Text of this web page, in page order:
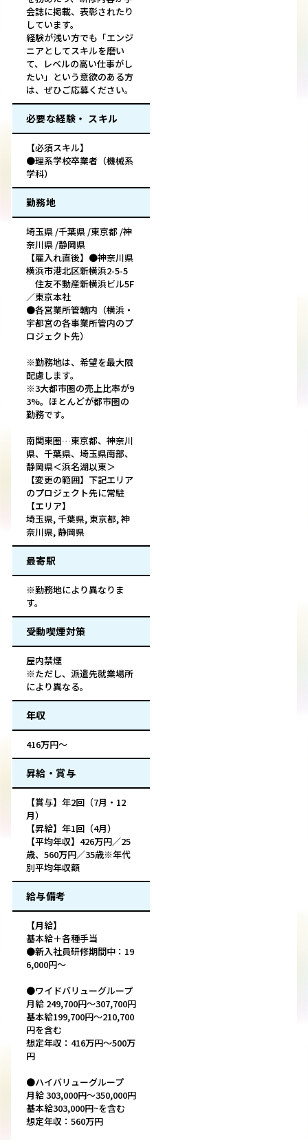
会誌に掲載、表彰されたり
しています。
経験が浅い方でも「エンジ
ニアとしてスキルを磨い
て、レベルの高い仕事がし
たい」という意欲のある方
は、ぜひご応募ください。
必要な経験・ スキル
【必須スキル】
●理系学校卒業者（機械系
学科）
勤務地
埼玉県 /千葉県 /東京都 /神
奈川県 /静岡県
【雇入れ直後】●神奈川県
横浜市港北区新横浜2-5-5
住友不動産新横浜ビル5F
／東京本社
●各営業所管轄内（横浜・
宇都宮の各事業所管内のプ
ロジェクト先）
※勤務地は、希望を最大限
配慮します。
※3大都市圏の売上比率が9
3%。ほとんどが都市圏の
勤務です。
南関東圏…東京都、神奈川
県、千葉県、埼玉県南部、
静岡県＜浜名湖以東＞
【変更の範囲】下記エリア
のプロジェクト先に常駐
【エリア】
埼玉県, 千葉県, 東京都, 神
奈川県, 静岡県
最寄駅
※勤務地により異なりま
す。
受動喫煙対策
屋内禁煙
※ただし、派遣先就業場所
により異なる。
年収
416万円～
昇給・賞与
【賞与】年2回（7月・12
月）
【昇給】年1回（4月）
【平均年収】426万円／25
歳、560万円／35歳※年代
別平均年収額
給与備考
【月給】
基本給＋各種手当
●新入社員研修期間中：19
6,000円～
●ワイドバリューグループ
月給 249,700円～307,700円
基本給199,700円～210,700
円を含む
想定年収：416万円～500万
円
●ハイバリューグループ
月給 303,000円～350,000円
基本給303,000円~を含む
想定年収：560万円